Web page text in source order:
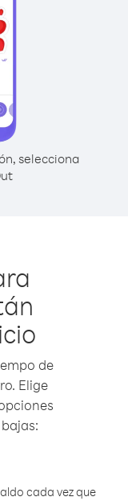
selecciona
de
Elige
cada vez que